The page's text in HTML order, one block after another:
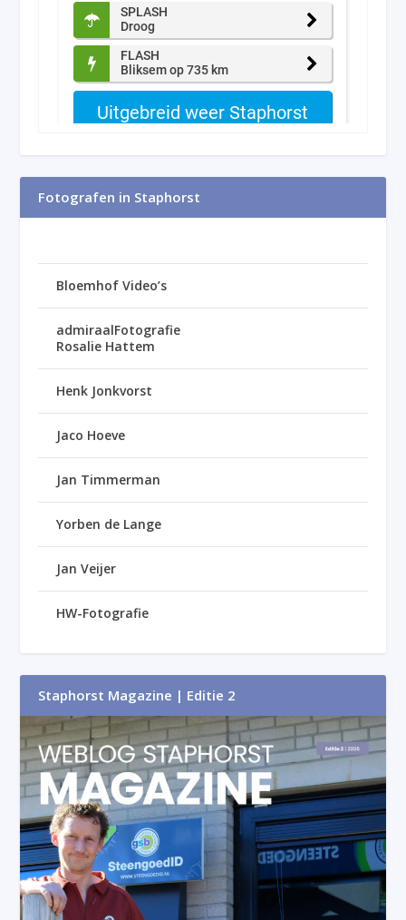
Fotografen in Staphorst
Bloemhof Video’s
admiraalFotografie
Rosalie Hattem
Henk Jonkvorst
Jaco Hoeve
Jan Timmerman
Yorben de Lange
Jan Veijer
HW-Fotografie
Staphorst Magazine | Editie 2